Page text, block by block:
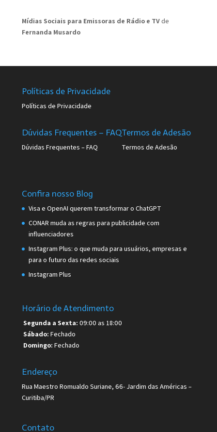
Mídias Sociais para Emissoras de Rádio e TVde
Fernanda Musardo
Políticas de Privacidade
Políticas de Privacidade
Dúvidas Frequentes – FAQ
Dúvidas Frequentes – FAQ
Termos de Adesão
Termos de Adesão
Confira nosso Blog
Visa e OpenAI querem transformar o ChatGPT
CONAR muda as regras para publicidade com
influenciadores
Instagram Plus: o que muda para usuários, empresas e
para o futuro das redes sociais
Instagram Plus
Horário de Atendimento
Segunda a Sexta: 09:00 as 18:00
Sábado: Fechado
Domingo: Fechado
Endereço
Rua Maestro Romualdo Suriane, 66- Jardim das Américas –
Curitiba/PR
Contato